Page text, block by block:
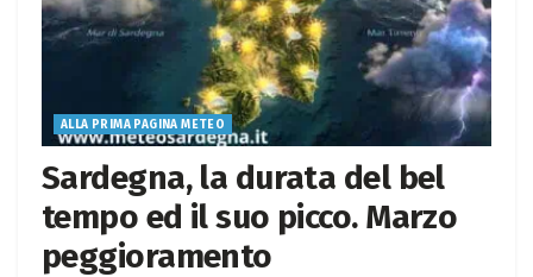
ALLA PRIMA PAGINA METEO
Sardegna, la durata del bel
tempo ed il suo picco. Marzo
peggioramento